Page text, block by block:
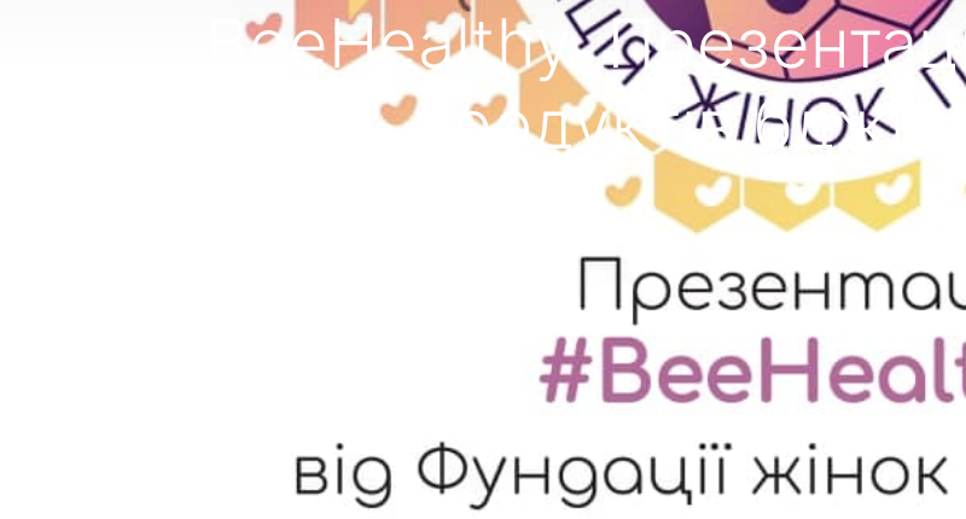
ВeeHealthy.
продуктів